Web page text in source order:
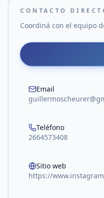
CONTACTO
Coordiná con el equipo
Email
Teléfono
2664573408
Sitio web
https://